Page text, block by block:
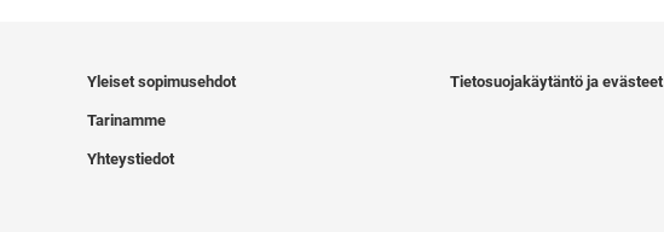
Yleiset sopimusehdot
Tarinamme
Yhteystiedot
Tietosuojakäytäntö ja evästeet